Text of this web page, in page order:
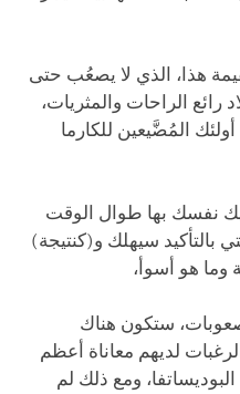
هذا، الذي لا يصعُب حتى
رائع الراحات والمثريات،
المُضَّيعين للكارما
نفسك بها طوال الوقت
بالتأكيد سيهلك و(كنتيجة)
وما هو أسوأ،
ستكون هناك
لديهم معاناة أعظم
ومع ذلك لم